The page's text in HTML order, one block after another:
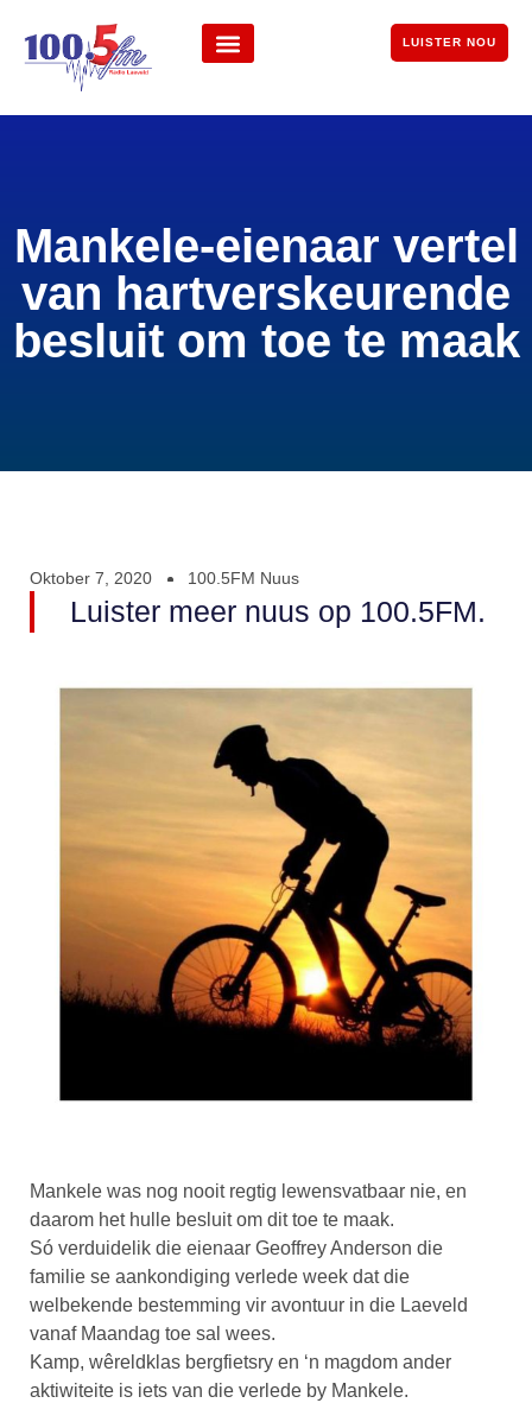
LUISTER NOU
Mankele-eienaar vertel
van hartverskeurende
besluit om toe te maak
Oktober 7, 2020 100.5FM Nuus
Luister meer nuus op 100.5FM.
Mankele was nog nooit regtig lewensvatbaar nie, en
daarom het hulle besluit om dit toe te maak.
Só verduidelik die eienaar Geoffrey Anderson die
familie se aankondiging verlede week dat die
welbekende bestemming vir avontuur in die Laeveld
vanaf Maandag toe sal wees.
Kamp, wêreldklas bergfietsry en ‘n magdom ander
aktiwiteite is iets van die verlede by Mankele.